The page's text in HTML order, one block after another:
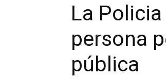
La
persona
pública